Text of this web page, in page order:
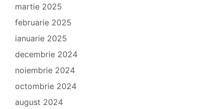
martie 2025
februarie 2025
ianuarie 2025
decembrie 2024
noiembrie 2024
octombrie 2024
august 2024